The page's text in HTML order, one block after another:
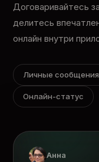
Договаривайтесь
делитесь
онлайн внутри
Личные сообщения
Онлайн-статус
Анна